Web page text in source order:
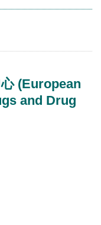
(European
and Drug